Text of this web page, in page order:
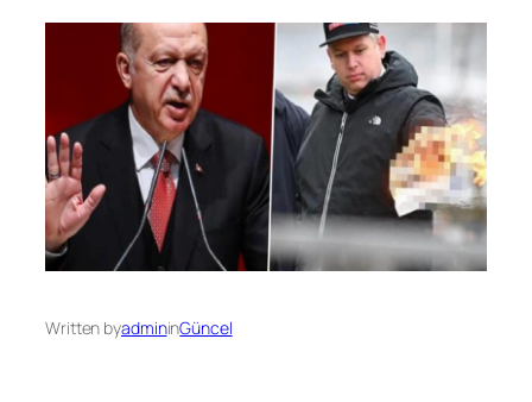
Written byadmininGüncel